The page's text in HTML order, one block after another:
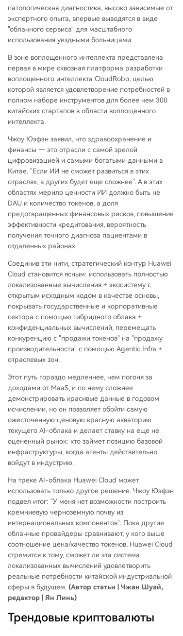
патологическая диагностика, высоко зависимые от
экспертного опыта, впервые выводятся в виде
"облачного сервиса" для масштабного
использования уездными больницами.
В зоне воплощенного интеллекта представлена
первая в мире сквозная платформа разработки
воплощенного интеллекта CloudRobo, целью
которой является удовлетворение потребностей в
полном наборе инструментов для более чем 300
китайских стартапов в области воплощенного
интеллекта.
Чжоу Юэфэн заявил, что здравоохранение и
финансы — это отрасли с самой зрелой
цифровизацией и самыми богатыми данными в
Китае. "Если ИИ не сможет развиться в этих
отраслях, в других будет еще сложнее". А в этих
областях мерило ценности ИИ должно быть не
DAU и количество токенов, а доля
предотвращенных финансовых рисков, повышение
эффективности кредитования, вероятность
получения точного диагноза пациентами в
отдаленных районах.
Соединив эти нити, стратегический контур Huawei
Cloud становится ясным: использовать полностью
локализованные вычисления + экосистему с
открытым исходным кодом в качестве основы,
покрывать государственные и корпоративные
сектора с помощью гибридного облака +
конфиденциальных вычислений, перемещать
конкуренцию с "продажи токенов" на "продажу
производительности" с помощью Agentic Infra +
отраслевых зон.
Этот путь гораздо медленнее, чем погоня за
доходами от MaaS, и по нему сложнее
демонстрировать красивые данные в годовом
исчислении, но он позволяет обойти самую
ожесточенную ценовую красную акваторию
текущего AI-облака и делает ставку на еще не
оцененный рынок: кто займет позицию базовой
инфраструктуры, когда агенты действительно
войдут в индустрию.
На треке AI-облака Huawei Cloud может
использовать только другое решение. Чжоу Юэфэн
подвел итог: "У меня нет возможности построить
кремниевую черноземную почву из
интернациональных компонентов". Пока другие
облачные провайдеры сравнивают, у кого выше
соотношение цена/качество токенов, Huawei Cloud
стремится к тому, сможет ли эта система
локализованных вычислений удовлетворить
реальные потребности китайской индустриальной
сферы в будущем. (Автор статьи | Чжан Шуай,
редактор | Ян Линь)
Трендовые криптовалюты